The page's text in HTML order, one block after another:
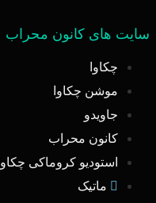
سایت های کانون محراب
چکاوا
موشن چکاوا
جاویدو
کانون محراب
استودیو کروماکی چکاوا
ماتیک